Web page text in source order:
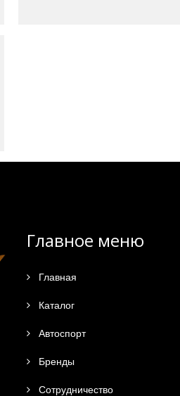
Главное меню
Главная
Каталог
Автоспорт
Бренды
Сотрудничество